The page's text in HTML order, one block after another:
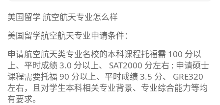
美国留学 航空航天专业怎么样
美国留学航空航天专业申请条件：
申请航空航天类专业名校的本科课程托福需 100 分以
上、平时成绩 3.0 分以上、 SAT2000 分左右 ; 申请硕士
课程需要托福 90 分以上、平时成绩 3.5 分、 GRE320
左右，且对学生本科相关专业背景、专业综合能力等均
有要求。